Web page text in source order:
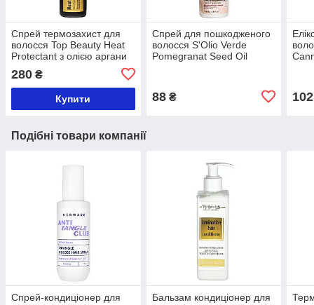
Спрей термозахист для
волосся Top Beauty Heat
Protectant з олією аргани
280 ₴
Купити
Спрей для пошкодженого
волосся S'Olio Verde
Pomegranat Seed Oil
88₴ 102
Подібні товари компанії
Спрей-кондиціонер для
Бальзам кондиціонер для